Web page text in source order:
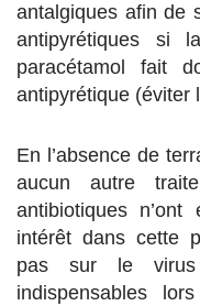
antalgiques afin de
antipyrétiques si
paracétamol fait
antipyrétique (éviter
En l’absence de
aucun autre
antibiotiques
intérêt dans cette
pas sur le
indispensables